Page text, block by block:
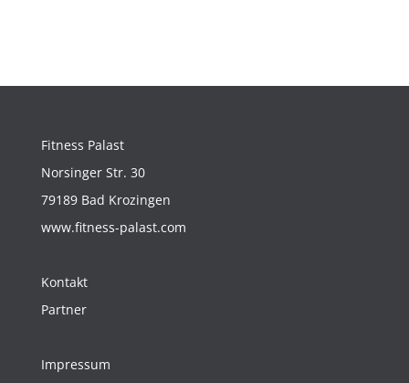
Fitness Palast
Norsinger Str. 30
79189 Bad Krozingen
www.fitness-palast.com
Kontakt
Partner
Impressum